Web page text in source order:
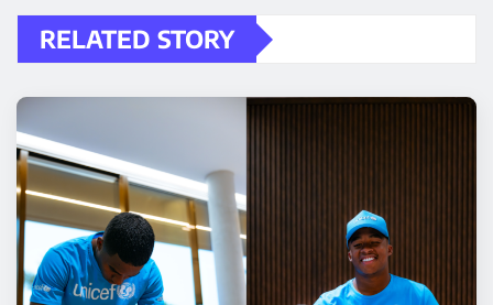
RELATED STORY